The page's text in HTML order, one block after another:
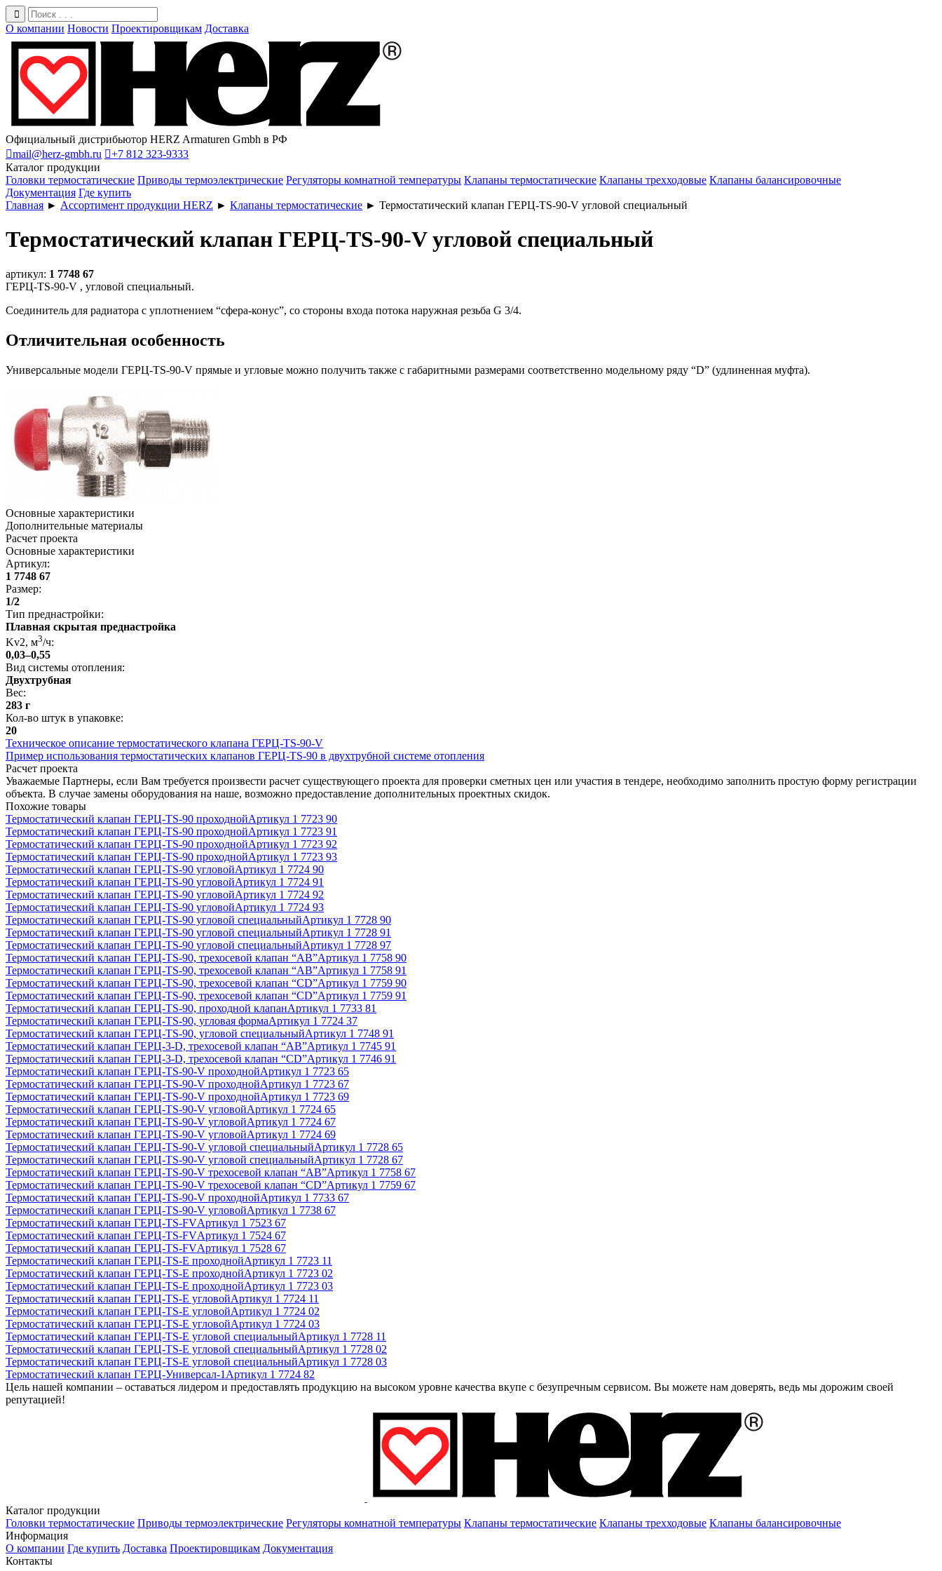
О компании Новости Проектировщикам Доставка
Официальный дистрибьютор HERZ Armaturen Gmbh в РФ
mail@herz-gmbh.ru +7 812 323-9333
Каталог продукции
Головки термостатические Приводы термоэлектрические Регуляторы комнатной температуры Клапаны термостатические Клапаны трехходовые Клапаны балансировочные
Документация Где купить
Главная ► Ассортимент продукции HERZ ► Клапаны термостатические ► Термостатический клапан ГЕРЦ-TS-90-V угловой специальный
Термостатический клапан ГЕРЦ-TS-90-V угловой специальный
артикул: 1 7748 67
ГЕРЦ-TS-90-V , угловой специальный.
Соединитель для радиатора с уплотнением “сфера-конус”, со стороны входа потока наружная резьба G 3/4.
Отличительная особенность
Универсальные модели ГЕРЦ-TS-90-V прямые и угловые можно получить также с габаритными размерами соответственно модельному ряду “D” (удлиненная муфта).
Основные характеристики
Дополнительные материалы
Расчет проекта
Основные характеристики
Артикул:
1 7748 67
Размер:
1/2
Тип преднастройки:
Плавная скрытая преднастройка
Kv2, м3/ч:
0,03–0,55
Вид системы отопления:
Двухтрубная
Вес:
283 г
Кол-во штук в упаковке:
20
Техническое описание термостатического клапана ГЕРЦ-TS-90-V
Пример использования термостатических клапанов ГЕРЦ-TS-90 в двухтрубной системе отопления
Расчет проекта
Уважаемые Партнеры, если Вам требуется произвести расчет существующего проекта для проверки сметных цен или участия в тендере, необходимо заполнить простую форму регистрации
объекта. В случае замены оборудования на наше, возможно предоставление дополнительных проектных скидок.
Похожие товары
Термостатический клапан ГЕРЦ-TS-90 проходнойАртикул 1 7723 90
Термостатический клапан ГЕРЦ-TS-90 проходнойАртикул 1 7723 91
Термостатический клапан ГЕРЦ-TS-90 проходнойАртикул 1 7723 92
Термостатический клапан ГЕРЦ-TS-90 проходнойАртикул 1 7723 93
Термостатический клапан ГЕРЦ-TS-90 угловойАртикул 1 7724 90
Термостатический клапан ГЕРЦ-TS-90 угловойАртикул 1 7724 91
Термостатический клапан ГЕРЦ-TS-90 угловойАртикул 1 7724 92
Термостатический клапан ГЕРЦ-TS-90 угловойАртикул 1 7724 93
Термостатический клапан ГЕРЦ-TS-90 угловой специальныйАртикул 1 7728 90
Термостатический клапан ГЕРЦ-TS-90 угловой специальныйАртикул 1 7728 91
Термостатический клапан ГЕРЦ-TS-90 угловой специальныйАртикул 1 7728 97
Термостатический клапан ГЕРЦ-TS-90, трехосевой клапан “АВ”Артикул 1 7758 90
Термостатический клапан ГЕРЦ-TS-90, трехосевой клапан “АВ”Артикул 1 7758 91
Термостатический клапан ГЕРЦ-TS-90, трехосевой клапан “CD”Артикул 1 7759 90
Термостатический клапан ГЕРЦ-TS-90, трехосевой клапан “CD”Артикул 1 7759 91
Термостатический клапан ГЕРЦ-TS-90, проходной клапанАртикул 1 7733 81
Термостатический клапан ГЕРЦ-TS-90, угловая формаАртикул 1 7724 37
Термостатический клапан ГЕРЦ-TS-90, угловой специальныйАртикул 1 7748 91
Термостатический клапан ГЕРЦ-3-D, трехосевой клапан “АВ”Артикул 1 7745 91
Термостатический клапан ГЕРЦ-3-D, трехосевой клапан “CD”Артикул 1 7746 91
Термостатический клапан ГЕРЦ-TS-90-V проходнойАртикул 1 7723 65
Термостатический клапан ГЕРЦ-TS-90-V проходнойАртикул 1 7723 67
Термостатический клапан ГЕРЦ-TS-90-V проходнойАртикул 1 7723 69
Термостатический клапан ГЕРЦ-TS-90-V угловойАртикул 1 7724 65
Термостатический клапан ГЕРЦ-TS-90-V угловойАртикул 1 7724 67
Термостатический клапан ГЕРЦ-TS-90-V угловойАртикул 1 7724 69
Термостатический клапан ГЕРЦ-TS-90-V угловой специальныйАртикул 1 7728 65
Термостатический клапан ГЕРЦ-TS-90-V угловой специальныйАртикул 1 7728 67
Термостатический клапан ГЕРЦ-TS-90-V трехосевой клапан “АВ”Артикул 1 7758 67
Термостатический клапан ГЕРЦ-TS-90-V трехосевой клапан “CD”Артикул 1 7759 67
Термостатический клапан ГЕРЦ-TS-90-V проходнойАртикул 1 7733 67
Термостатический клапан ГЕРЦ-TS-90-V угловойАртикул 1 7738 67
Термостатический клапан ГЕРЦ-TS-FVАртикул 1 7523 67
Термостатический клапан ГЕРЦ-TS-FVАртикул 1 7524 67
Термостатический клапан ГЕРЦ-TS-FVАртикул 1 7528 67
Термостатический клапан ГЕРЦ-TS-E проходнойАртикул 1 7723 11
Термостатический клапан ГЕРЦ-TS-E проходнойАртикул 1 7723 02
Термостатический клапан ГЕРЦ-TS-E проходнойАртикул 1 7723 03
Термостатический клапан ГЕРЦ-TS-E угловойАртикул 1 7724 11
Термостатический клапан ГЕРЦ-TS-E угловойАртикул 1 7724 02
Термостатический клапан ГЕРЦ-TS-E угловойАртикул 1 7724 03
Термостатический клапан ГЕРЦ-TS-E угловой специальныйАртикул 1 7728 11
Термостатический клапан ГЕРЦ-TS-E угловой специальныйАртикул 1 7728 02
Термостатический клапан ГЕРЦ-TS-E угловой специальныйАртикул 1 7728 03
Термостатический клапан ГЕРЦ-Универсал-1 Артикул 1 7724 82
Цель нашей компании – оставаться лидером и предоставлять продукцию на высоком уровне качества вкупе с безупречным сервисом. Вы можете нам доверять, ведь мы дорожим своей
репутацией!
Каталог продукции
Головки термостатические Приводы термоэлектрические Регуляторы комнатной температуры Клапаны термостатические Клапаны трехходовые Клапаны балансировочные
Информация
О компании Где купить Доставка Проектировщикам Документация
Контакты